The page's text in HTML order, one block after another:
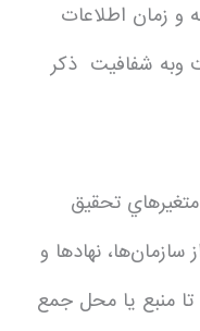
و زمان اطلاعات
وبه شفافيت ذكر
تحقيق
نهادها و
منبع يا محل جمع